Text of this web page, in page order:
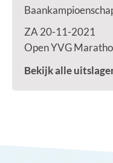
ZA 20-11-2021
Open YVG
Bekijk alle